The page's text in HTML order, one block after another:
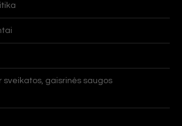
sveikatos, gaisrinės saugos